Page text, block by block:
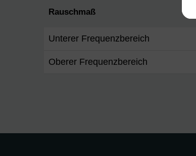
Rauschmaß
Unterer Frequenzbereich
Oberer Frequenzbereich